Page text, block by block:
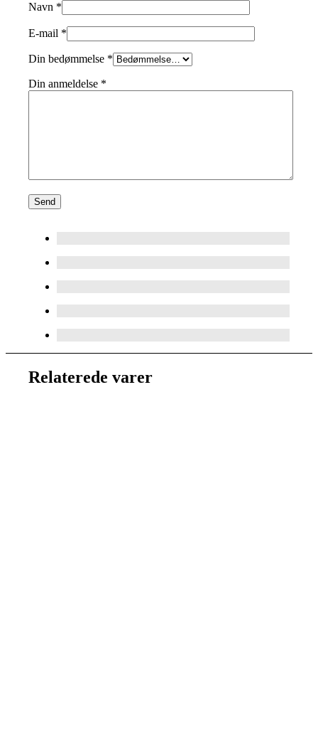
Navn *
E-mail *
Din bedømmelse *
Din anmeldelse *
Relaterede varer